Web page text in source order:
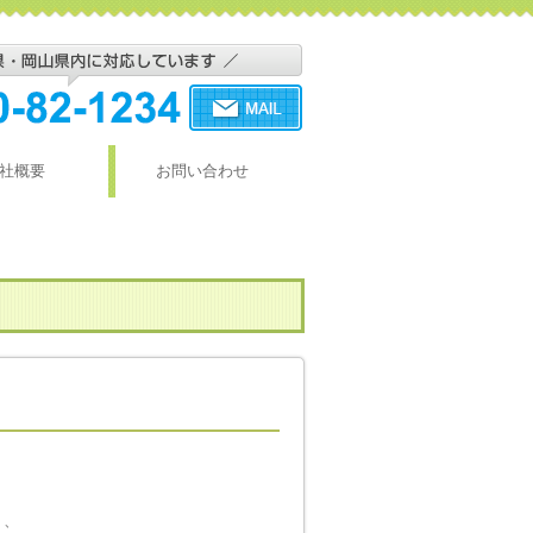
概要 お問い合わせ